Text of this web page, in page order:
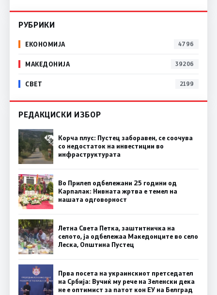
РУБРИКИ
ЕКОНОМИЈА 4796
МАКЕДОНИЈА 39206
СВЕТ 2199
РЕДАКЦИСКИ ИЗБОР
Корча плус: Пустец заборавен, се соочува
со недостаток на инвестиции во
инфраструктурата
Во Прилеп одбележани 25 години од
Карпалак: Нивната жртва е темел на
нашата одговорност
Летна Света Петка, заштитничка на
селото, ја одбележаа Македонците во село
Леска, Општина Пустец
Прва посета на украинскиот претседател
на Србија: Вучиќ му рече на Зеленски дека
не е оптимист за патот кон ЕУ на Белград